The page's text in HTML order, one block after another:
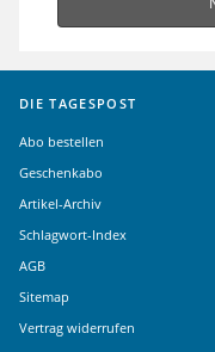
DIE TAGESPOST
Abo bestellen
Geschenkabo
Artikel-Archiv
Schlagwort-Index
AGB
Sitemap
Vertrag widerrufen